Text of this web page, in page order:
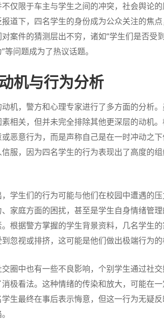
仅限于车主与学生之间的冲突，社会舆论
道下，四名学生的身份成为公众关注的焦
案件的猜测层出不穷，诸如“学生们是否受
问题成为了热议话题。
机与行为分析
机，警方和心理专家进行了多方面的分析
相关，但并未完全排除其他更深层的动机
恶意行为，而是声称自己是在一时冲动之下
服，因为四名学生的行为表现出了高度的
学生们的行为可能与他们在校园中遭遇的
家庭方面的困扰，甚至是学生自身情绪管
根据警方掌握的学生背景资料，几名学生
忽视或排挤，这可能是他们做出极端行为的
圈中也有一些不良影响，个别学生通过社
极看法。这种情绪的传染和放大，可能在
生最终在事后表示悔意，但这一行为无疑